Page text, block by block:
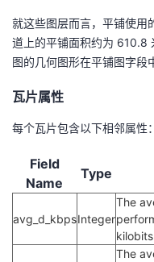
者
堂
我
支
我
的
技
我
的
就这些图层而言，平铺使用
道上的平铺面积约为 610.8
图的几何图形在平铺图字段
瓦片属性
每个瓦片包含以下相邻属性：
Field
Name
Type
avg_d_kbpsInteger
The
The